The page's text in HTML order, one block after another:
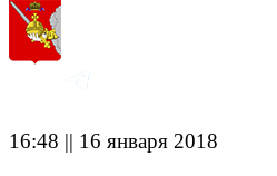
16:48 || 16 января 2018